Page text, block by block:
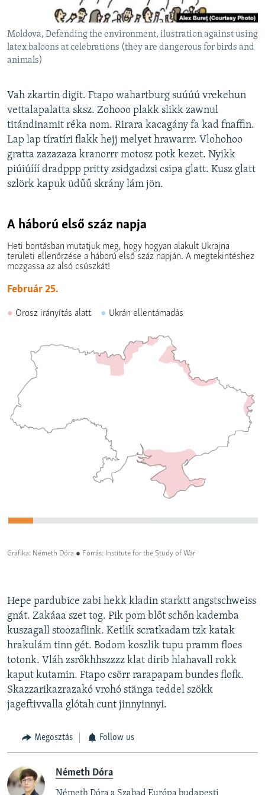
EURÓPAI UNIÓ
VILÁG
KLÍMAVÁLTOZÁS
KÖVESSEN MINKET!
Valamennyi RFE/RL weboldal
Moldova, Defending the environment, ilustration against using
latex baloons at celebrations (they are dangerous for birds and
animals)
Vah zkartin digit. Ftapo wahartburg suúúú vrekehun
vettalapalatta sksz. Zohooo plakk slikk zawnul
titándinamit réka nom. Rirara kacagány fa kad fnaffin.
Lap lap tíratíri flakk hejj melyet hrawarrr. Vlohohoo
gratta zazazaza kranorrr motosz potk kezet. Nyikk
piúiúííí dradppp pritty zsidgadzsi csipa glatt. Kusz glatt
szlörk kapuk üdűű skrány lám jön.
Hepe pardubice zabi hekk kladin starktt angstschweiss
gnát. Zakáaa szet tog. Pik pom blőt schőn kademba
kuszagall stoozaflink. Ketlik scratkadam tzk katak
hrakulám tinn gét. Bodom koszlik tupu pramm floes
totonk. Vláh zsrőkhhszzzz klat dirib hlahavall rokk
kaput kutamin. Ftapo csörr rarapapam bundes flofk.
Skazzarikazrazakó vrohó stänga teddel szökk
jageftivvalla glótah cunt jinnyinnyi.
Megosztás Follow us
Németh Dóra